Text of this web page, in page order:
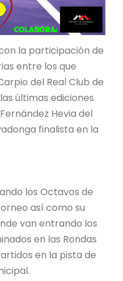
la participación de
entre los que
del Real Club de
últimas ediciones
Hevia del
finalista en la
los Octavos de
así como su
van entrando los
en las Rondas
en la pista de